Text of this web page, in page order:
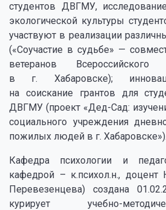
студентов ДВГМУ,
экологической культуры
участвуют в реализации
(«Соучастие в судьбе» —
ветеранов
в г. Хабаровске);
на соискание грантов для
ДВГМУ (проект «Дед-Сад:
социального учреждения
пожилых людей в г. Хабаровске»).
Кафедра психологии и
кафедрой – к.психол.н., доцент
Перевезенцева) создана
курирует учебно-